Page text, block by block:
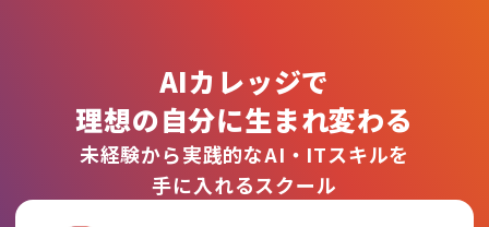
AIカレッジで
理想の自分に生まれ変わる
未経験から実践的なAI・ITスキルを
手に入れるスクール